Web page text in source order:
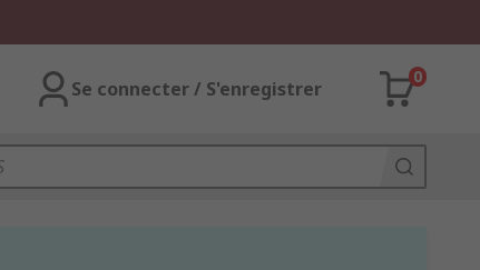
Se connecter / S'enregistrer
0